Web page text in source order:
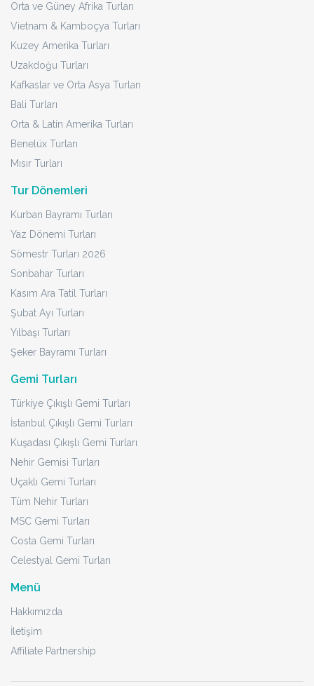
Orta ve Güney Afrika Turları
Vietnam & Kamboçya Turları
Kuzey Amerika Turları
Uzakdoğu Turları
Kafkaslar ve Orta Asya Turları
Bali Turları
Orta & Latin Amerika Turları
Benelüx Turları
Mısır Turları
Tur Dönemleri
Kurban Bayramı Turları
Yaz Dönemi Turları
Sömestr Turları 2026
Sonbahar Turları
Kasım Ara Tatil Turları
Şubat Ayı Turları
Yılbaşı Turları
Şeker Bayramı Turları
Gemi Turları
Türkiye Çıkışlı Gemi Turları
İstanbul Çıkışlı Gemi Turları
Kuşadası Çıkışlı Gemi Turları
Nehir Gemisi Turları
Uçaklı Gemi Turları
Tüm Nehir Turları
MSC Gemi Turları
Costa Gemi Turları
Celestyal Gemi Turları
Menü
Hakkımızda
İletişim
Affiliate Partnership